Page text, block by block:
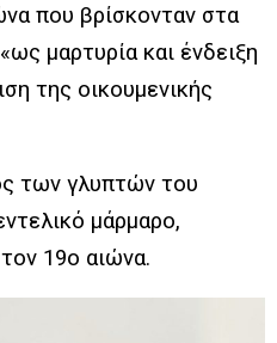
που βρίσκονταν στα
μαρτυρία και ένδειξη
της οικουμενικής
των γλυπτών του
μάρμαρο,
19ο αιώνα.